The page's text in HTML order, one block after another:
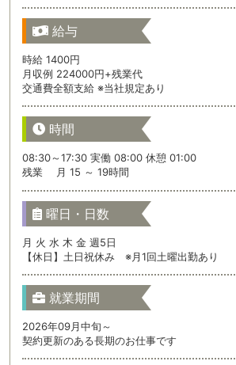
給与
時給 1400円
月収例 224000円+残業代
交通費全額支給 ※当社規定あり
時間
08:30～17:30 実働 08:00 休憩 01:00
残業 月 15 ～ 19時間
曜日・日数
月 火 水 木 金 週5日
【休日】土日祝休み ※月1回土曜出勤あり
就業期間
2026年09月中旬～
契約更新のある長期のお仕事です